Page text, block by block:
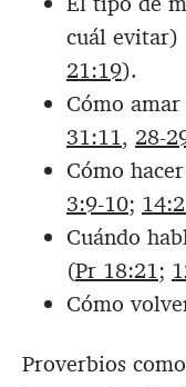
cuál evitar)
21:19).
Cómo
31:11, 28-
Cómo
3:9-10;
Cuándo
(Pr 18:21;
Cómo
Proverbios